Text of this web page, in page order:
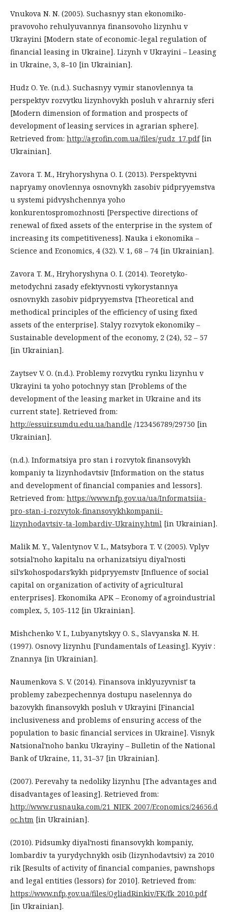
Vnukova N. N. (2005). Suchasnyy stan ekonomiko-
pravovoho rehulyuvannya finansovoho lizynhu v
Ukrayini [Modern state of economic-legal regulation of
financial leasing in Ukraine]. Lizynh v Ukrayini – Leasing
in Ukraine, 3, 8–10 [in Ukrainian].
Hudz O. Ye. (n.d.). Suchasnyy vymir stanovlennya ta
perspektyv rozvytku lizynhovykh posluh v ahrarniy sferi
[Modern dimension of formation and prospects of
development of leasing services in agrarian sphere].
Retrieved from: http://agrofin.com.ua/files/gudz_17.pdf[in
Ukrainian].
Zavora T. M., Hryhoryshyna O. I. (2013). Perspektyvni
napryamy onovlennya osnovnykh zasobiv pidpryyemstva
u systemi pidvyshchennya yoho
konkurentospromozhnosti [Perspective directions of
renewal of fixed assets of the enterprise in the system of
increasing its competitiveness]. Nauka i ekonomika –
Science and Economics, 4 (32). V. 1, 68 – 74 [in Ukrainian].
Zavora T. M., Hryhoryshyna O. I. (2014). Teoretyko-
metodychni zasady efektyvnosti vykorystannya
osnovnykh zasobiv pidpryyemstva [Theoretical and
methodical principles of the efficiency of using fixed
assets of the enterprise]. Stalyy rozvytok ekonomiky –
Sustainable development of the economy, 2 (24), 52 – 57
[in Ukrainian].
Zaytsev V. O. (n.d.). Problemy rozvytku rynku lizynhu v
Ukrayini ta yoho potochnyy stan [Problems of the
development of the leasing market in Ukraine and its
current state]. Retrieved from:
http://essuir.sumdu.edu.ua/handle /123456789/29750 [in
Ukrainian].
(n.d.). Informatsiya pro stan i rozvytok finansovykh
kompaniy ta lizynhodavtsiv [Information on the status
and development of financial companies and lessors].
Retrieved from: https://www.nfp.gov.ua/ua/Informatsiia-
pro-stan-i-rozvytok-finansovykhkompanii-
lizynhodavtsiv-ta-lombardiv-Ukrainy.html [in Ukrainian].
Malik M. Y., Valentynov V. L., Matsybora T. V. (2005). Vplyv
sotsialʹnoho kapitalu na orhanizatsiyu diyalʹnosti
silʹsʹkohospodarsʹkykh pidpryyemstv [Influence of social
capital on organization of activity of agricultural
enterprises]. Ekonomika APK – Economy of agroindustrial
complex, 5, 105-112 [in Ukrainian].
Mishchenko V. I., Lubyanytskyy O. S., Slavyanska N. H.
(1997). Osnovy lizynhu [Fundamentals of Leasing]. Kyyiv :
Znannya [in Ukrainian].
Naumenkova S. V. (2014). Finansova inklyuzyvnistʹ ta
problemy zabezpechennya dostupu naselennya do
bazovykh finansovykh posluh v Ukrayini [Financial
inclusiveness and problems of ensuring access of the
population to basic financial services in Ukraine]. Visnyk
Natsionalʹnoho banku Ukrayiny – Bulletin of the National
Bank of Ukraine, 11, 31–37 [in Ukrainian].
(2007). Perevahy ta nedoliky lizynhu [The advantages and
disadvantages of leasing]. Retrieved from:
http://www.rusnauka.com/21_NIEK_2007/Economics/24656.d
oc.htm [in Ukrainian].
(2010). Pidsumky diyalʹnosti finansovykh kompaniy,
lombardiv ta yurydychnykh osib (lizynhodavtsiv) za 2010
rik [Results of activity of financial companies, pawnshops
and legal entities (lessors) for 2010]. Retrieved from:
https://www.nfp.gov.ua/files/OgliadRinkiv/FK/fk_2010.pdf
[in Ukrainian].